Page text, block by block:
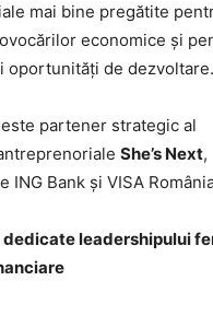
mai bine pregătite
economice și
oportunități de dezvoltare.
este partener strategic al
She’s Next,
ING Bank și VISA
dedicate leadershipului